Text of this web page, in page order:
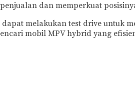
dan memperkuat
melakukan test drive untuk
mobil MPV hybrid yang